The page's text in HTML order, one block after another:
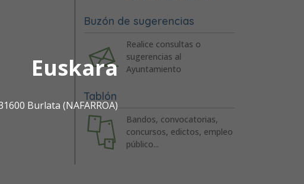
Euskara
Burlata (NAFARROA)
Buzón de sugerencias
Realice consultas o
sugerencias al
Ayuntamiento
Tablón
Bandos, convocatorias,
concursos, edictos, empleo
público...